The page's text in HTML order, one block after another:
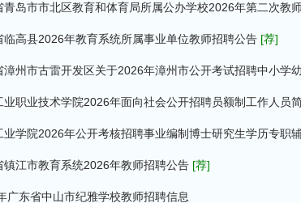
青岛市市北区教育和体育局所属公办学校2026年第二次教
临高县2026年教育系统所属事业单位教师招聘公告 [荐]
漳州市古雷开发区关于2026年漳州市公开考试招聘中小学
业职业技术学院2026年面向社会公开招聘员额制工作人员
业学院2026年公开考核招聘事业编制博士研究生学历专职
镇江市教育系统2026年教师招聘公告 [荐]
广东省中山市纪雅学校教师招聘信息